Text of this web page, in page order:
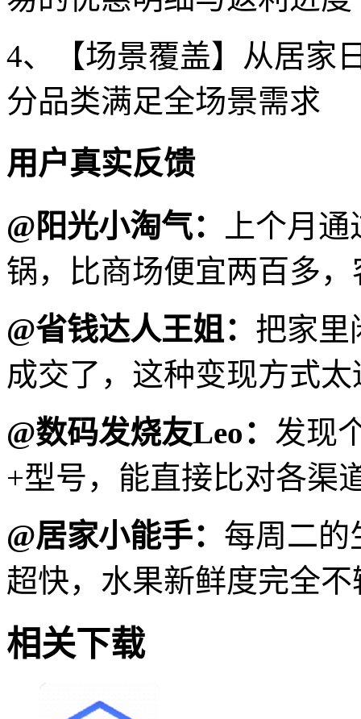
4、【场景覆盖】从居家
分品类满足全场景需求
用户真实反馈
@阳光小淘气：
上个月
锅，比商场便宜两百多
@省钱达人王姐： 把家里
成交了，这种变现方式
@数码发烧友Leo： 发现
+型号，能直接比对各渠
@居家小能手： 每周二的
超快，水果新鲜度完全不
相关下载